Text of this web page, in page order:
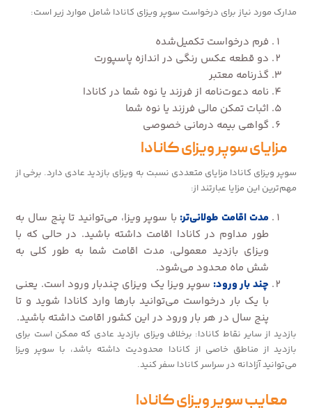
مدارک مورد نیاز برای درخواست سوپر ویزای کانادا شامل موارد زیر است:
فرم درخواست تکمیل‌شده
دو قطعه عکس رنگی در اندازه پاسپورت
گذرنامه معتبر
نامه دعوت‌نامه از فرزند یا نوه شما در کانادا
اثبات تمکن مالی فرزند یا نوه شما
گواهی بیمه درمانی خصوصی
مزایای سوپر ویزای کانادا
سوپر ویزای کانادا مزایای متعددی نسبت به ویزای بازدید عادی دارد. برخی از
مهم‌ترین این مزایا عبارتند از:
مدت اقامت طولانی‌تر:با سوپر ویزا، می‌توانید تا پنج سال به
طور مداوم در کانادا اقامت داشته باشید. در حالی که با
ویزای بازدید معمولی، مدت اقامت شما به طور کلی به
شش ماه محدود می‌شود.
چند بار ورود:سوپر ویزا یک ویزای چندبار ورود است. یعنی
با یک بار درخواست می‌توانید بارها وارد کانادا شوید و تا
پنج سال در هر بار ورود در این کشور اقامت داشته باشید.
بازدید از سایر نقاط کانادا: برخلاف ویزای بازدید عادی که ممکن است برای
بازدید از مناطق خاصی از کانادا محدودیت داشته باشد، با سوپر ویزا
می‌توانید آزادانه در سراسر کانادا سفر کنید.
معایب سوپر ویزای کانادا